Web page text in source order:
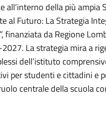
all’interno della più ampia
al Futuro: La Strategia
finanziata da Regione
La strategia mira a
dell’istituto
per studenti e cittadini e
centrale della scuola